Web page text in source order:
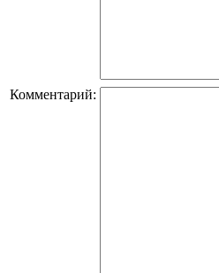
Комментарий: